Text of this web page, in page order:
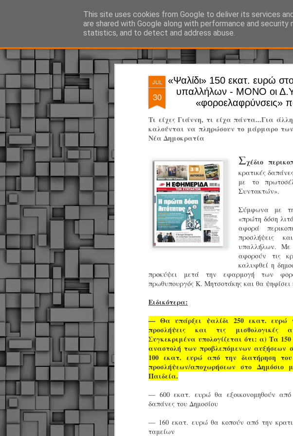
JUL
30
«Ψαλίδι» 150 εκατ. ευρώ
υπαλλήλων - ΜΟΝΟ οι
«φοροελαφρύνσεις»
Τι είχες Γιάννη, τι είχα πάντα...Για
καλούνται να πληρώσουν το μάρμαρο
Νέα Δημοκρατία
Σχέδιο
κρατικές
με το
Συντακτών».
Σύμφωνα με
«πρώτη δόση
αφορά
προσλήψεις
υπαλλήλων. Με
αφορούν τις
καλυφθεί η
προκύψει μετά την εφαρμογή των
πρωθυπουργός Κ. Μητσοτάκης και θα ψηφίσει
Ειδικότερα:
— Θα υπάρξει ψαλίδι 250 εκατ. ευρώ
προσλήψεις και τις μισθολογικές
Συγκεκριμένα υπολογίζεται ότι: α) Τα
αναστολή των προβλεπόμενων αυξήσεων
100 εκατ. ευρώ από την διατήρηση
προσλήψεων/αποχωρήσεων στο
Παιδεία.
— 600 εκατ. ευρώ θα εξοικονομηθούν
δαπάνες του Δημοσίου
— 160 εκατ. ευρώ θα κοπούν από την
ταμείων
This site uses cookies from Google to deliver its services
are shared with Google along with performance and
statistics, and to detect and address abuse.
ΔΗΜΟΤΙΚΗ ΑΣΤΥΝΟΜΙΑ, τα νέα! Ό, τι συμβαίνει γύρω
JUN
Δήμος Κοζάνης :
Αναμνηστικά
JUN
Απολογισμός